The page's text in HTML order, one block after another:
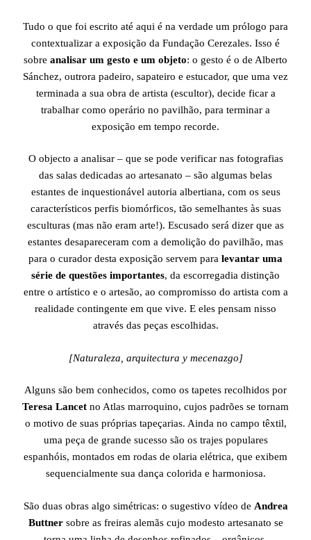
Tudo o que foi escrito até aqui é na verdade um prólogo para
contextualizar a exposição da Fundação Cerezales. Isso é
sobre analisar um gesto e um objeto: o gesto é o de Alberto
Sánchez, outrora padeiro, sapateiro e estucador, que uma vez
terminada a sua obra de artista (escultor), decide ficar a
trabalhar como operário no pavilhão, para terminar a
exposição em tempo recorde.
O objecto a analisar – que se pode verificar nas fotografias
das salas dedicadas ao artesanato – são algumas belas
estantes de inquestionável autoria albertiana, com os seus
característicos perfis biomórficos, tão semelhantes às suas
esculturas (mas não eram arte!). Escusado será dizer que as
estantes desapareceram com a demolição do pavilhão, mas
para o curador desta exposição servem para levantar uma
série de questões importantes, da escorregadia distinção
entre o artístico e o artesão, ao compromisso do artista com a
realidade contingente em que vive. E eles pensam nisso
através das peças escolhidas.
[Naturaleza, arquitectura y mecenazgo]
Alguns são bem conhecidos, como os tapetes recolhidos por
Teresa Lancet no Atlas marroquino, cujos padrões se tornam
o motivo de suas próprias tapeçarias. Ainda no campo têxtil,
uma peça de grande sucesso são os trajes populares
espanhóis, montados em rodas de olaria elétrica, que exibem
sequencialmente sua dança colorida e harmoniosa.
São duas obras algo simétricas: o sugestivo vídeo de Andrea
Buttnersobre as freiras alemãs cujo modesto artesanato se